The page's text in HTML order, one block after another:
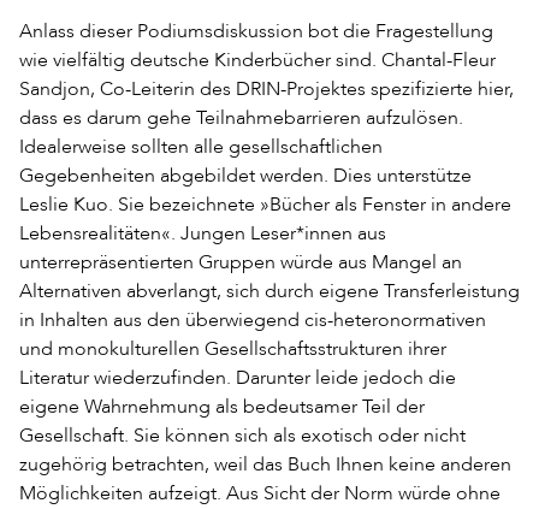
Anlass dieser Podiumsdiskussion bot die Fragestellung
wie vielfältig deutsche Kinderbücher sind. Chantal-Fleur
Sandjon, Co-Leiterin des DRIN-Projektes spezifizierte hier,
dass es darum gehe Teilnahmebarrieren aufzulösen.
Idealerweise sollten alle gesellschaftlichen
Gegebenheiten abgebildet werden. Dies unterstütze
Leslie Kuo. Sie bezeichnete »Bücher als Fenster in andere
Lebensrealitäten«. Jungen Leser*innen aus
unterrepräsentierten Gruppen würde aus Mangel an
Alternativen abverlangt, sich durch eigene Transferleistung
in Inhalten aus den überwiegend cis-heteronormativen
und monokulturellen Gesellschaftsstrukturen ihrer
Literatur wiederzufinden. Darunter leide jedoch die
eigene Wahrnehmung als bedeutsamer Teil der
Gesellschaft. Sie können sich als exotisch oder nicht
zugehörig betrachten, weil das Buch Ihnen keine anderen
Möglichkeiten aufzeigt. Aus Sicht der Norm würde ohne